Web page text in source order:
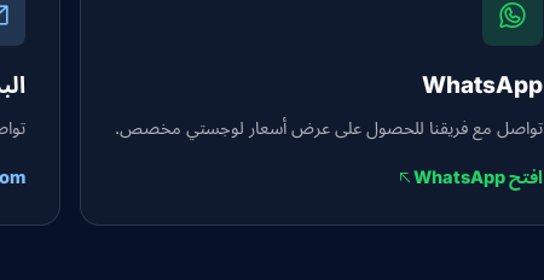
WhatsApp
تواصل مع فريقنا للحصول على عرض أسعار لوجستي مخصص.
افتح WhatsApp